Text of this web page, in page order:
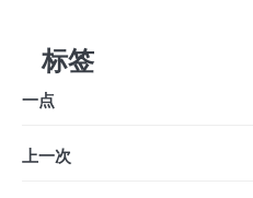
标签
一点
上一次